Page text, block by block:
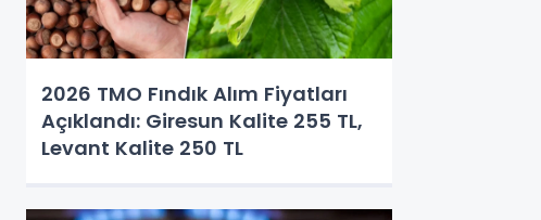
2026 TMO Fındık Alım Fiyatları
Açıklandı: Giresun Kalite 255 TL,
Levant Kalite 250 TL